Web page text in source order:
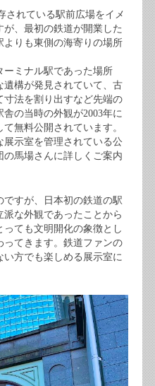
されている駅前広場をイメ
、最初の鉄道が開業した
よりも東側の海寄りの場所
ミナル駅であった場所
遺構が発見されていて、古
寸法を割り出すなど先端の
の当時の外観が2003年に
無料公開されています。
展示室を管理されている公
馬場さんに詳しくご案内
すが、日本初の鉄道の駅
な外観であったことから
ても文明開化の象徴とし
ってきます。鉄道ファンの
方でも楽しめる展示室に